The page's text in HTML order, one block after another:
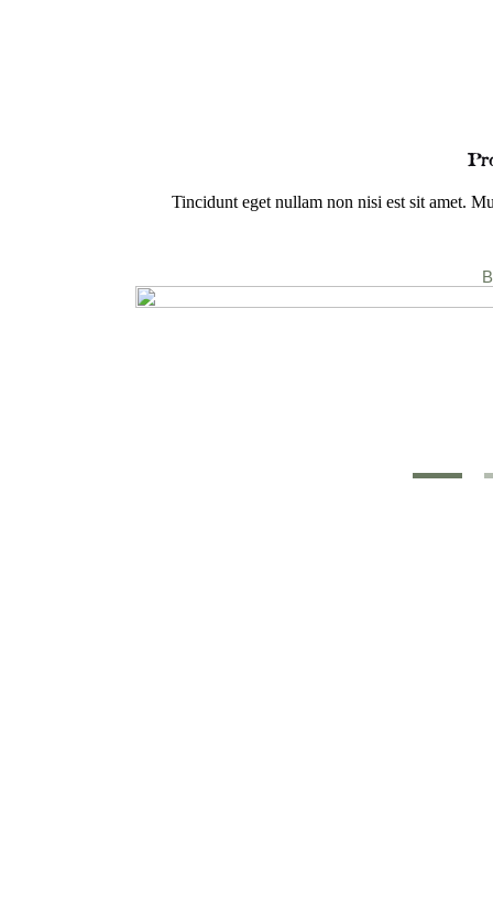
Tincidunt eget nullam non nisi est sit amet.